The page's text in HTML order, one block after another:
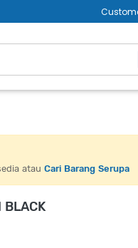
atauCari Barang Serupa
BLACK